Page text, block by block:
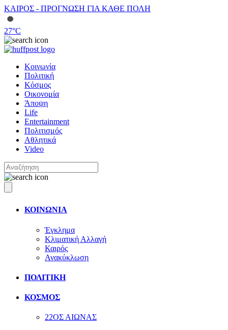
ΚΑΙΡΟΣ - ΠΡΟΓΝΩΣΗ ΓΙΑ ΚΑΘΕ ΠΟΛΗ
27°C
Κοινωνία
Πολιτική
Κόσμος
Οικονομία
Άποψη
Life
Entertainment
Πολιτισμός
Αθλητικά
Video
ΚΟΙΝΩΝΙΑ
Έγκλημα
Κλιματική Αλλαγή
Καιρός
Ανακύκλωση
ΠΟΛΙΤΙΚΗ
ΚΟΣΜΟΣ
22ΟΣ ΑΙΩΝΑΣ